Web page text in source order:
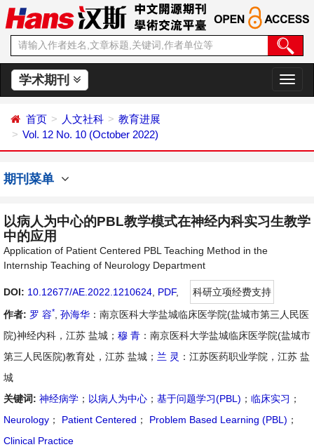
学术期刊
切
换
首页 人文社科
教育进展
Vol. 12 No. 10 (October 2022)
期刊菜单
以病人为中心的PBL教学模式在神经内科实习生教学
中的应用
Application of Patient Centered PBL Teaching Method in the
Internship Teaching of Neurology Department
DOI: 10.12677/AE.2022.1210624 PDF,
科研立项经费支持
作者: 罗 容* 孙海华 ：南京医科大学盐城临床医学院(盐城市第三人民医
院)神经内科，江苏 盐城； 穆 青 ：南京医科大学盐城临床医学院(盐城市
第三人民医院)教育处，江苏 盐城； 兰 灵 ：江苏医药职业学院，江苏 盐
城
关键词: 神经病学 ； 以病人为中心 ； 基于问题学习(PBL) ； 临床实习 ；
Neurology ； Patient Centered ； Problem Based Learning (PBL) ；
Clinical Practice